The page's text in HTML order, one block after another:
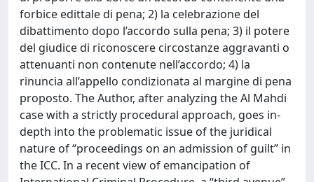
forbice edittale di pena; 2) la celebrazione del
dibattimento dopo l’accordo sulla pena; 3) il potere
del giudice di riconoscere circostanze aggravanti o
attenuanti non contenute nell’accordo; 4) la
rinuncia all’appello condizionata al margine di pena
proposto. The Author, after analyzing the Al Mahdi
case with a strictly procedural approach, goes in-
depth into the problematic issue of the juridical
nature of “proceedings on an admission of guilt” in
the ICC. In a recent view of emancipation of